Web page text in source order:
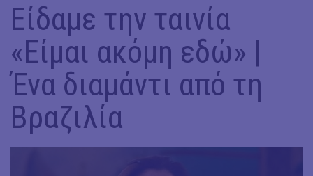
Είδαμε την ταινία
«Είμαι ακόμη εδώ» |
Ένα διαμάντι από τη
Βραζιλία